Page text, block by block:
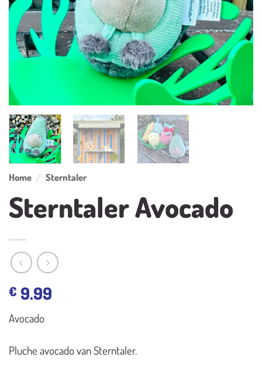
Home / Sterntaler
Sterntaler Avocado
€ 9.99
Avocado
Pluche avocado van Sterntaler.